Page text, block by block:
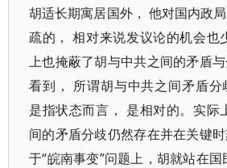
胡适长期寓居国外， 他对国内政
疏的， 相对来说发议论的机会也
上也掩蔽了胡与中共之间的矛盾
看到， 所谓胡与中共之间矛盾分
是指状态而言， 是相对的。实际
间的矛盾分歧仍然存在并在关键
于“皖南事变”问题上，胡就站在